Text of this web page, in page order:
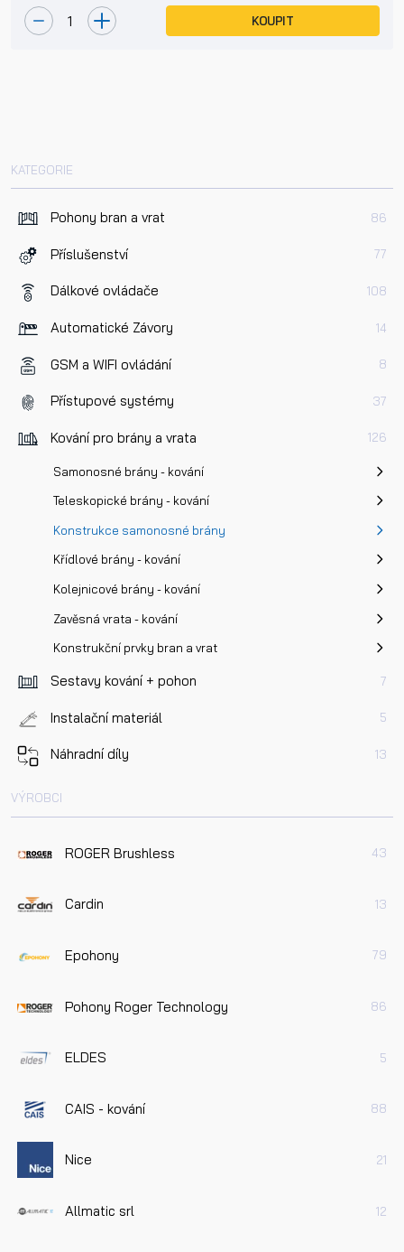
KATEGORIE
Pohony bran a vrat 86
Příslušenství 77
Dálkové ovládače 108
Automatické Závory 14
GSM a WIFI ovládání 8
Přístupové systémy 37
Kování pro brány a vrata 126
Samonosné brány - kování
Teleskopické brány - kování
Konstrukce samonosné brány
Křídlové brány - kování
Kolejnicové brány - kování
Zavěsná vrata - kování
Konstrukční prvky bran a vrat
Sestavy kování + pohon 7
Instalační materiál 5
Náhradní díly 13
VÝROBCI
ROGER Brushless 43
Cardin 13
Epohony 79
Pohony Roger Technology 86
ELDES 5
CAIS - kování 88
Nice 21
Allmatic srl 12
KOUPIT